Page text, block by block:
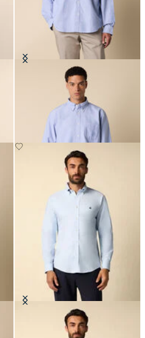
Chemise Friday Regular Fit en
Oxford avec col Button Down
Chemise Oxford Regular Fit avec
Col Button Down